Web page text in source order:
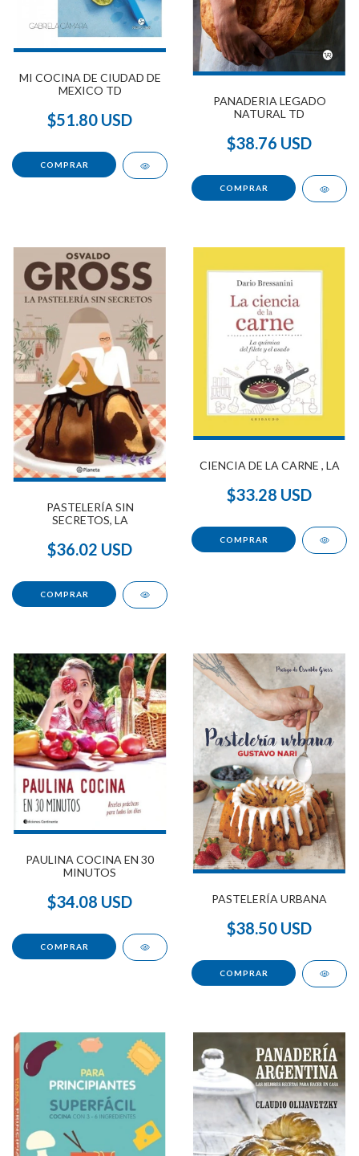
MI COCINA DE CIUDAD DE
MEXICO TD
$51.80 USD
PANADERIA LEGADO
NATURAL TD
$38.76 USD
PASTELERÍA SIN
SECRETOS, LA
$36.02 USD
CIENCIA DE LA CARNE , LA
$33.28 USD
PAULINA COCINA EN 30
MINUTOS
$34.08 USD PASTELERÍA URBANA
$38.50 USD